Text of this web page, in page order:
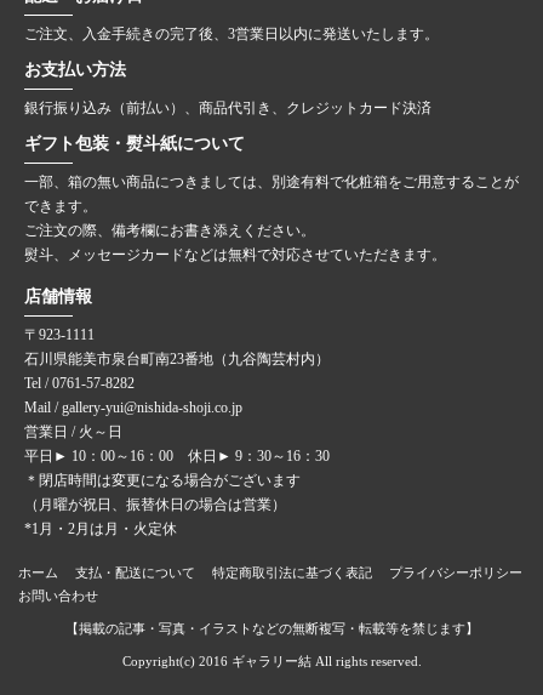
ご注文、入金手続きの完了後、3営業日以内に発送いたします。
お支払い方法
銀行振り込み（前払い）、商品代引き、クレジットカード決済
ギフト包装・熨斗紙について
一部、箱の無い商品につきましては、別途有料で化粧箱をご用意することが
できます。
ご注文の際、備考欄にお書き添えください。
熨斗、メッセージカードなどは無料で対応させていただきます。
店舗情報
〒923-1111
石川県能美市泉台町南23番地（九谷陶芸村内）
Tel / 0761-57-8282
Mail / gallery-yui@nishida-shoji.co.jp
営業日 / 火～日
平日► 10：00～16：00 休日► 9：30～16：30
＊閉店時間は変更になる場合がございます
（月曜が祝日、振替休日の場合は営業）
*1月・2月は月・火定休
ホーム 支払・配送について 特定商取引法に基づく表記
プライバシーポリシー
お問い合わせ
【掲載の記事・写真・イラストなどの無断複写・転載等を禁じます】
Copyright(c) 2016 ギャラリー結 All rights reserved.